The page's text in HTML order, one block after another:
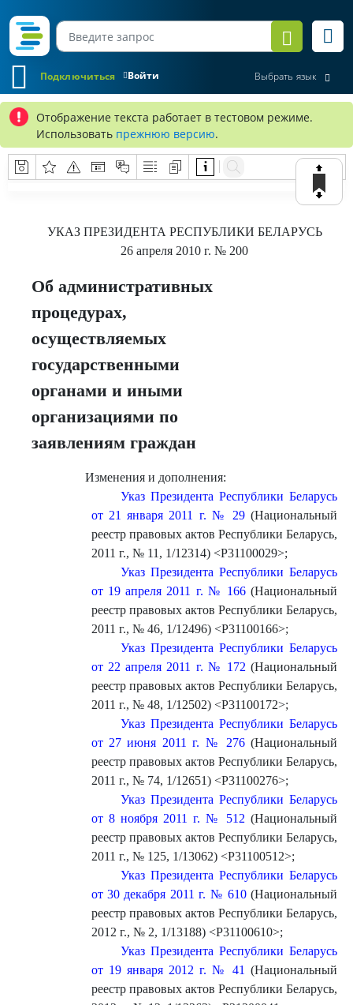
Войти
Подключиться Выбрать язык
Отображение текста работает в тестовом режиме.
Использовать прежнюю версию.
УКАЗ ПРЕЗИДЕНТА РЕСПУБЛИКИ БЕЛАРУСЬ
26 апреля 2010 г. № 200
Об административных
процедурах,
осуществляемых
государственными
органами и иными
организациями по
заявлениям граждан
Изменения и дополнения:
Указ Президента Республики Беларусь
от 21 января 2011 г. № 29(Национальный
реестр правовых актов Республики Беларусь,
2011 г., № 11, 1/12314) <P31100029>;
Указ Президента Республики Беларусь
от 19 апреля 2011 г. № 166(Национальный
реестр правовых актов Республики Беларусь,
2011 г., № 46, 1/12496) <P31100166>;
Указ Президента Республики Беларусь
от 22 апреля 2011 г. № 172 (Национальный
реестр правовых актов Республики Беларусь,
2011 г., № 48, 1/12502) <P31100172>;
Указ Президента Республики Беларусь
от 27 июня 2011 г. № 276(Национальный
реестр правовых актов Республики Беларусь,
2011 г., № 74, 1/12651) <P31100276>;
Указ Президента Республики Беларусь
от 8 ноября 2011 г. № 512 (Национальный
реестр правовых актов Республики Беларусь,
2011 г., № 125, 1/13062) <P31100512>;
Указ Президента Республики Беларусь
от 30 декабря 2011 г. № 610(Национальный
реестр правовых актов Республики Беларусь,
2012 г., № 2, 1/13188) <P31100610>;
Указ Президента Республики Беларусь
от 19 января 2012 г. № 41 (Национальный
реестр правовых актов Республики Беларусь,